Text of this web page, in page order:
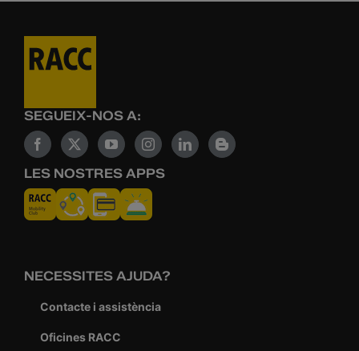
SEGUEIX-NOS A:
LES NOSTRES APPS
NECESSITES AJUDA?
Contacte i assistència
Oficines RACC